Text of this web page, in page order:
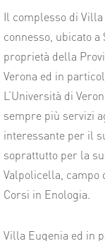
Il complesso di
connesso, ubicato
proprietà della
Verona ed in
L’Università di
sempre più servizi
interessante per il
soprattutto per la
Valpolicella,
Corsi in Enologia.
Villa Eugenia ed in